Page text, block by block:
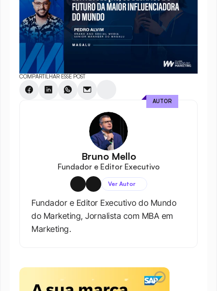
COMPARTILHAR ESSE POST
Bruno Mello
Fundador e Editor Executivo
Ver Autor
Fundador e Editor Executivo do Mundo
do Marketing, Jornalista com MBA em
Marketing.
AUTOR